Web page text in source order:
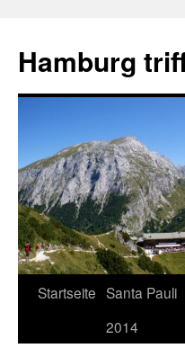
Hamburg
Startseite Santa Pauli
2014